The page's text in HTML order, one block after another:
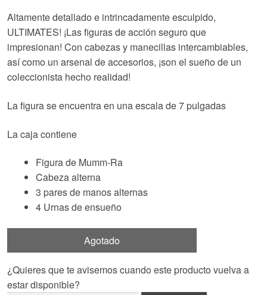
Altamente detallado e intrincadamente esculpido,
ULTIMATES! ¡Las figuras de acción seguro que
impresionan! Con cabezas y manecillas intercambiables,
así como un arsenal de accesorios, ¡son el sueño de un
coleccionista hecho realidad!
La figura se encuentra en una escala de 7 pulgadas
La caja contiene
Figura de Mumm-Ra
Cabeza alterna
3 pares de manos alternas
4 Urnas de ensueño
Agotado
¿Quieres que te avisemos cuando este producto vuelva a
estar disponible?